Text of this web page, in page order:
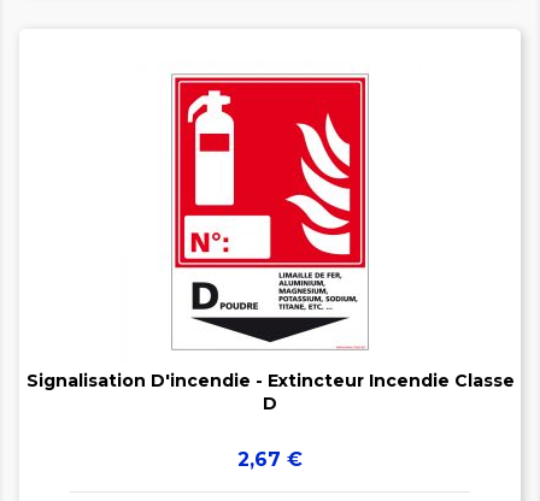

Signalisation D'incendie - Extincteur Incendie Classe
D
Prix
2,67 €